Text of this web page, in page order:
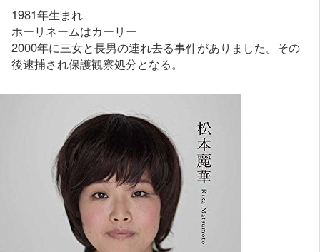
1981年生まれ
ホーリネームはカーリー
2000年に三女と長男の連れ去る事件がありました。その
後逮捕され保護観察処分となる。